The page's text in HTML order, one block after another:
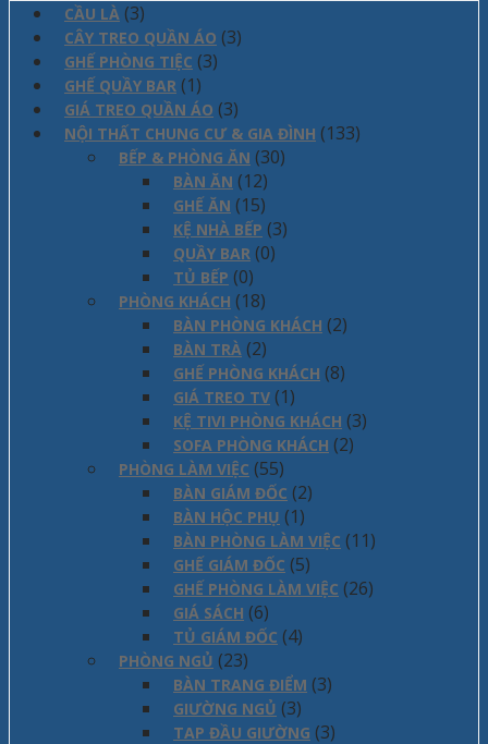
CẦU LÀ (3)
CÂY TREO QUẦN ÁO (3)
GHẾ PHÒNG TIỆC (3)
GHẾ QUẦY BAR (1)
GIÁ TREO QUẦN ÁO (3)
NỘI THẤT CHUNG CƯ & GIA ĐÌNH (133)
BẾP & PHÒNG ĂN (30)
BÀN ĂN (12)
GHẾ ĂN (15)
KỆ NHÀ BẾP (3)
QUẦY BAR (0)
TỦ BẾP (0)
PHÒNG KHÁCH (18)
BÀN PHÒNG KHÁCH (2)
BÀN TRÀ (2)
GHẾ PHÒNG KHÁCH (8)
GIÁ TREO TV (1)
KỆ TIVI PHÒNG KHÁCH (3)
SOFA PHÒNG KHÁCH (2)
PHÒNG LÀM VIỆC (55)
BÀN GIÁM ĐỐC (2)
BÀN HỘC PHỤ (1)
BÀN PHÒNG LÀM VIỆC (11)
GHẾ GIÁM ĐỐC (5)
GHẾ PHÒNG LÀM VIỆC (26)
GIÁ SÁCH (6)
TỦ GIÁM ĐỐC (4)
PHÒNG NGỦ (23)
BÀN TRANG ĐIỂM (3)
GIƯỜNG NGỦ (3)
TAP ĐẦU GIƯỜNG (3)